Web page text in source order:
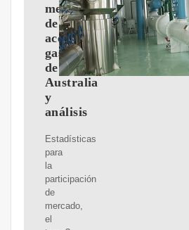
mercado
de
aceitey
gas
de
Australia
y
análisis
Estadísticas
para
la
participación
de
mercado,
el